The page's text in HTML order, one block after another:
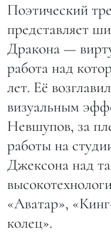
Поэтический
представляет
Дракона —
работа над
лет. Её
визуальным
Невшупов, за
работы на
Джексона над
«Аватар»,
колец».